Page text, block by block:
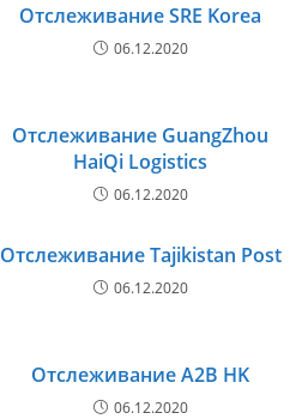
Отслеживание SRE Korea
06.12.2020
Отслеживание GuangZhou
HaiQi Logistics
06.12.2020
Отслеживание Tajikistan Post
06.12.2020
Отслеживание A2B HK
06.12.2020